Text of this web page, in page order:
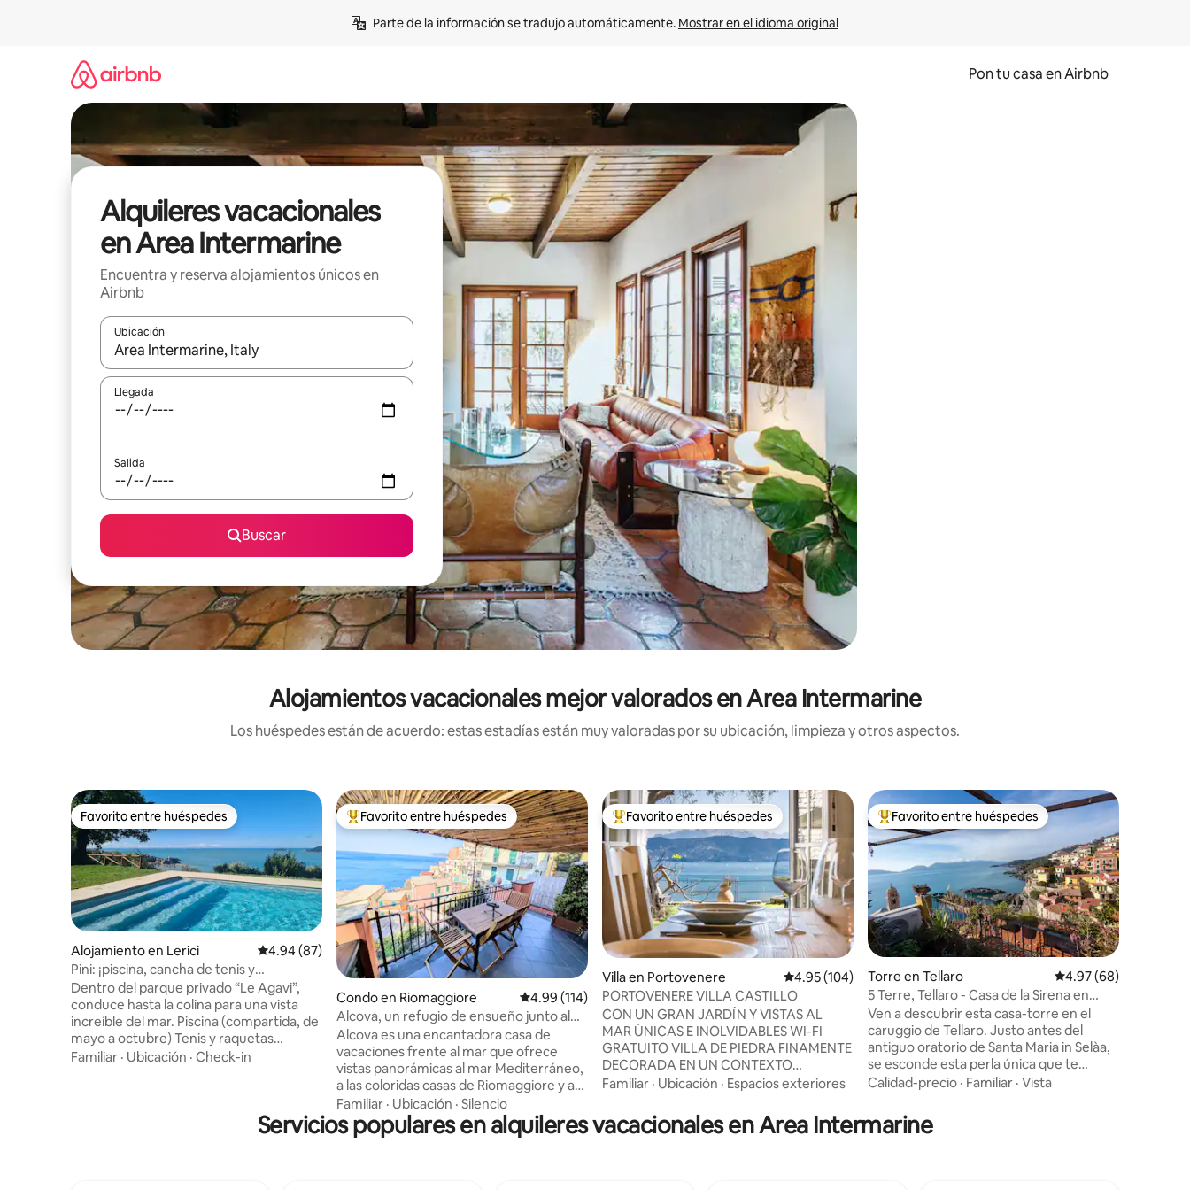
Parte de la información se tradujo automáticamente. Mostrar en el idioma original
Pon tu casa en Airbnb
Alquileres vacacionales
en Area Intermarine
Encuentra y reserva alojamientos únicos en
Airbnb
Ubicación
Cuando los resultados estén disponibles, navega con las teclas de flecha hacia arriba y hacia abajo o explora con el tacto o desliza el dedo.
Llegada
Salida
Buscar
Alojamientos vacacionales mejor valorados en Area Intermarine
Los huéspedes están de acuerdo: estas estadías están muy valoradas por su ubicación, limpieza y otros aspectos.
Favorito entre huéspedes
Favorito entre huéspedes
Alojamiento en Lerici Calificación promedio: 4.94 de 5, 87 reseñas
4.94 (87)
Pini: ¡piscina, cancha de tenis y
estacionamiento en la casa y en Lerici!
Dentro del parque privado “Le Agavi”,
conduce hasta la colina para una vista
increíble del mar. Piscina (compartida, de
mayo a octubre) Tenis y raquetas
Estacionamiento ADEMÁS: 2do
en casa de Cristina, aperitivo y vino en el
patio del parque ¡Consejos sobre
Familiar · Ubicación · Check-in
Favorito entre huéspedes preferido
Favorito entre huéspedes
Condo en Riomaggiore Calificación promedio: 4.99 de 5, 114 reseñas
4.99 (114)
Alcova, un refugio de ensueño junto al
mar
Alcova es una encantadora casa de
vacaciones frente al mar que ofrece
vistas panorámicas al mar Mediterráneo,
a las coloridas casas de Riomaggiore y a
los viñedos en terrazas desde la terraza
privada de este departamento tipo
penthouse. Cerca de todo, pero en un
Familiar · Ubicación · Silencio
Favorito entre huéspedes preferido
Favorito entre huéspedes
Villa en Portovenere Calificación promedio: 4.95 de 5, 104 reseñas
4.95 (104)
PORTOVENERE VILLA CASTILLO
CON UN GRAN JARDÍN Y VISTAS AL
MAR ÚNICAS E INOLVIDABLES WI-FI
GRATUITO VILLA DE PIEDRA FINAMENTE
DECORADA EN UN CONTEXTO
MEDIEVAL RECIENTEMENTE
COMEDOR Y BARBACOA CON VISTAS
Aire acondicionado, calefacción y
Familiar · Ubicación · Espacios exteriores
Favorito entre huéspedes preferido
Favorito entre huéspedes
Torre en Tellaro Calificación
4.97 (68)
5 Terre, Tellaro - Casa de la Sirena en
Selàa
Ven a descubrir esta casa-torre en el
caruggio de Tellaro. Justo antes del
antiguo oratorio de Santa Maria in Selàa,
se esconde esta perla única que te
fascinará por su decoración que te
típica de la abuela, llena de ollas de cobre
y mesas de mármol, muebles antiguos
Calidad-precio · Familiar · Vista
Servicios populares en alquileres vacacionales en Area Intermarine